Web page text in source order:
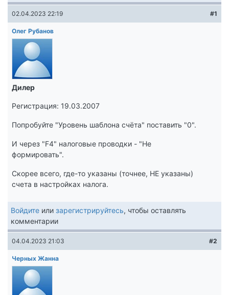
02.04.2023 22:19 #1
Олег Рубанов
Дилер
Регистрация: 19.03.2007
Попробуйте "Уровень шаблона счёта" поставить "0".
И через "F4" налоговые проводки - "Не
формировать".
Скорее всего, где-то указаны (точнее, НЕ указаны)
счета в настройках налога.
Войдите или зарегистрируйтесь, чтобы оставлять
комментарии
04.04.2023 21:03 #2
Черных Жанна